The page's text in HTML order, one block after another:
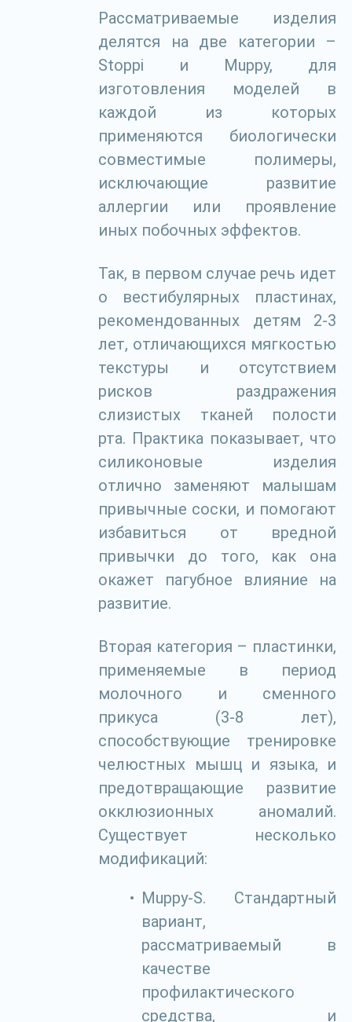
Рассматриваемые изделия
делятся на две категории –
Stoppi и Muppy, для
изготовления моделей в
каждой из которых
применяются биологически
совместимые полимеры,
исключающие развитие
аллергии или проявление
иных побочных эффектов.
Так, в первом случае речь идет
о вестибулярных пластинах,
рекомендованных детям 2-3
лет, отличающихся мягкостью
текстуры и отсутствием
рисков раздражения
слизистых тканей полости
рта. Практика показывает, что
силиконовые изделия
отлично заменяют малышам
привычные соски, и помогают
избавиться от вредной
привычки до того, как она
окажет пагубное влияние на
развитие.
Вторая категория – пластинки,
применяемые в период
молочного и сменного
прикуса (3-8 лет),
способствующие тренировке
челюстных мышц и языка, и
предотвращающие развитие
окклюзионных аномалий.
Существует несколько
модификаций:
Muppy-S. Стандартный
вариант,
рассматриваемый в
качестве
профилактического
средства, и